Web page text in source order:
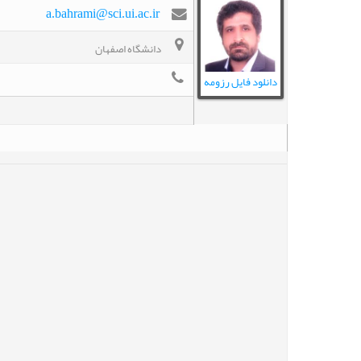
دانلود فایل رزومه
a.bahrami@sci.ui.ac.ir
دانشگاه اصفهان